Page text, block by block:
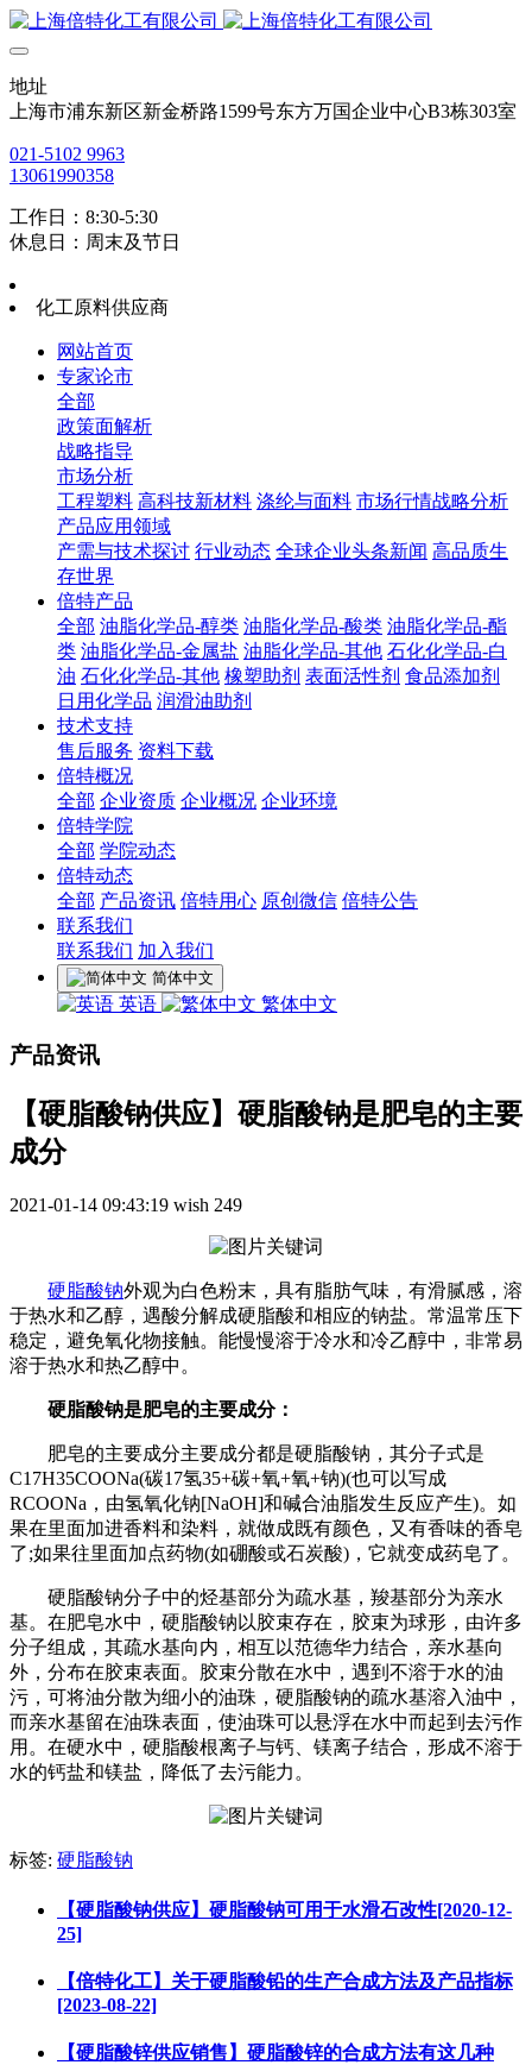
地址
上海市浦东新区新金桥路1599号东方万国企业中心B3栋303室
021-5102 9963
13061990358
工作日：8:30-5:30
休息日：周末及节日
化工原料供应商
网站首页
专家论市
全部
政策面解析
战略指导
市场分析
工程塑料 高科技新材料 涤纶与面料 市场行情战略分析
产品应用领域
产需与技术探讨 行业动态 全球企业头条新闻 高品质生
存世界
倍特产品
全部 油脂化学品-醇类 油脂化学品-酸类 油脂化学品-酯
类 油脂化学品-金属盐 油脂化学品-其他 石化化学品-白
油 石化化学品-其他 橡塑助剂 表面活性剂 食品添加剂
日用化学品 润滑油助剂
技术支持
售后服务 资料下载
倍特概况
全部 企业资质 企业概况 企业环境
倍特学院
全部 学院动态
倍特动态
全部 产品资讯 倍特用心 原创微信 倍特公告
联系我们
联系我们 加入我们
简体中文
英语 繁体中文
产品资讯
【硬脂酸钠供应】硬脂酸钠是肥皂的主要
成分
2021-01-14 09:43:19 wish 249
硬脂酸钠外观为白色粉末，具有脂肪气味，有滑腻感，溶
于热水和乙醇，遇酸分解成硬脂酸和相应的钠盐。常温常压下
稳定，避免氧化物接触。能慢慢溶于冷水和冷乙醇中，非常易
溶于热水和热乙醇中。
硬脂酸钠是肥皂的主要成分：
肥皂的主要成分主要成分都是硬脂酸钠，其分子式是
C17H35COONa(碳17氢35+碳+氧+氧+钠)(也可以写成
RCOONa，由氢氧化钠[NaOH]和碱合油脂发生反应产生)。如
果在里面加进香料和染料，就做成既有颜色，又有香味的香皂
了;如果往里面加点药物(如硼酸或石炭酸)，它就变成药皂了。
硬脂酸钠分子中的烃基部分为疏水基，羧基部分为亲水
基。在肥皂水中，硬脂酸钠以胶束存在，胶束为球形，由许多
分子组成，其疏水基向内，相互以范德华力结合，亲水基向
外，分布在胶束表面。胶束分散在水中，遇到不溶于水的油
污，可将油分散为细小的油珠，硬脂酸钠的疏水基溶入油中，
而亲水基留在油珠表面，使油珠可以悬浮在水中而起到去污作
用。在硬水中，硬脂酸根离子与钙、镁离子结合，形成不溶于
水的钙盐和镁盐，降低了去污能力。
标签: 硬脂酸钠
【硬脂酸钠供应】硬脂酸钠可用于水滑石改性[2020-12-
25]
【倍特化工】关于硬脂酸铅的生产合成方法及产品指标
[2023-08-22]
【硬脂酸锌供应销售】硬脂酸锌的合成方法有这几种